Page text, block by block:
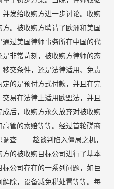
发给收购方进一步讨论。收购
。被收购方聘请了欧洲和美国
过美国律师事务所在中国的代
非常苛刻，被收购方律师的态
交条件，还是法律适用、免责
的是预付方式付款，并且在完
易在法律上适用欧盟法，并且
后，收购方永久放弃对被收购
管的索赔等等。经过首轮磋商
调查 趁谈判陷入僵局之机，
的被收购目标公司进行了基本
公司存在的一系列问题，如巨
除，设备减免税处置等等。每